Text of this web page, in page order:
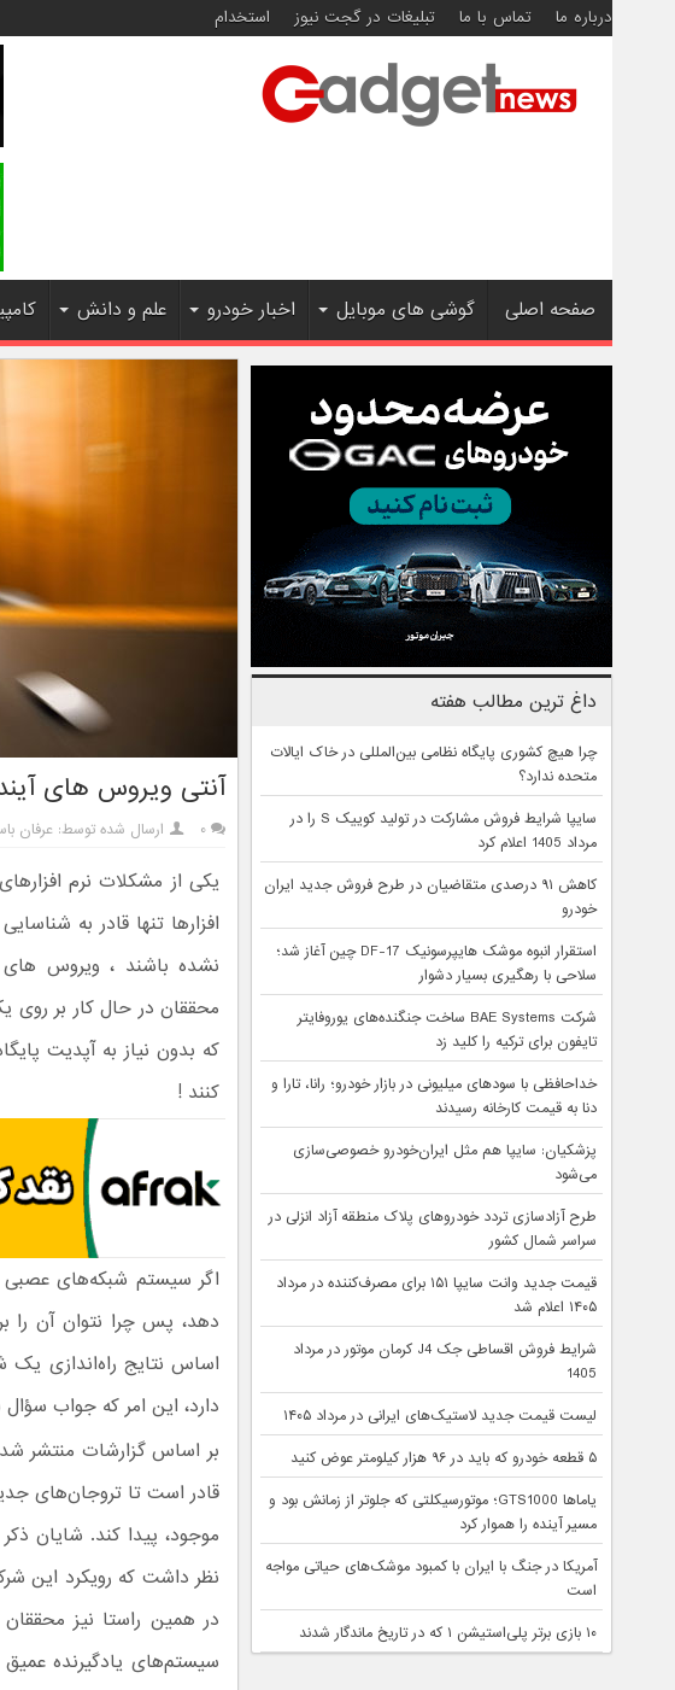
درباره ما تماس با ما تبلیغات در گجت نیوز استخدام
صفحه اصلی گوشی های موبایل اخبار خودرو علم و دانش
آنتی ویروس های
۰ ارسال شده توسط: عرفان
یکی از مشکلات نرم
افزارها تنها قادر به
نشده باشند ، ویروس های
محققان در حال کار بر روی
که بدون نیاز به آپدیت
کنند !
اگر سیستم شبکه‌های
دهد، پس چرا نتوان آن
دارد، این امر که جواب
بر اساس گزارشات منتشر
موجود، پیدا کند. شایان
نظر داشت که رویکرد این
سیستم‌های یادگیرنده
داغ ترین مطالب هفته
چرا هیچ کشوری پایگاه نظامی بین‌المللی در خاک ایالات
متحده ندارد؟
سایپا شرایط فروش مشارکت در تولید کوییک S را در
مرداد 1405 اعلام کرد
کاهش ۹۱ درصدی متقاضیان در طرح فروش جدید ایران
خودرو
استقرار انبوه موشک هایپرسونیک DF-17 چین آغاز شد؛
سلاحی با رهگیری بسیار دشوار
شرکت BAE Systems ساخت جنگنده‌های یوروفایتر
تایفون برای ترکیه را کلید زد
خداحافظی با سودهای میلیونی در بازار خودرو؛ رانا، تارا و
دنا به قیمت کارخانه رسیدند
پزشکیان: سایپا هم مثل ایران‌خودرو خصوصی‌سازی
می‌شود
طرح آزادسازی تردد خودروهای پلاک منطقه آزاد انزلی در
سراسر شمال کشور
قیمت جدید وانت سایپا ۱۵۱ برای مصرف‌کننده در مرداد
۱۴۰۵ اعلام شد
شرایط فروش اقساطی جک J4 کرمان موتور در مرداد
1405
لیست قیمت جدید لاستیک‌های ایرانی در مرداد ۱۴۰۵
۵ قطعه خودرو که باید در ۹۶ هزار کیلومتر عوض کنید
یاماها GTS1000؛ موتورسیکلتی که جلوتر از زمانش بود و
مسیر آینده را هموار کرد
آمریکا در جنگ با ایران با کمبود موشک‌های حیاتی مواجه
است
۱۰ بازی برتر پلی‌استیشن ۱ که در تاریخ ماندگار شدند